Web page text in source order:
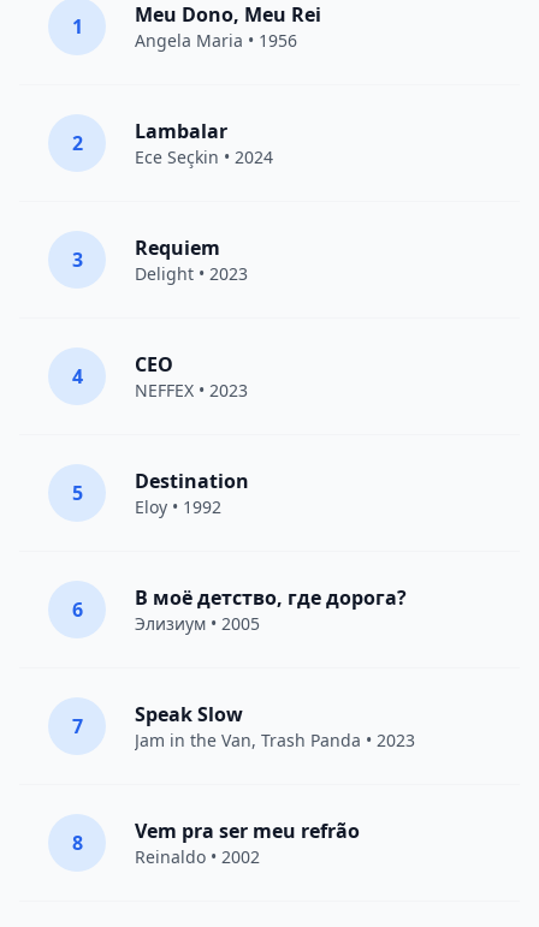
1 Meu Dono, Meu Rei
Angela Maria • 1956
2 Lambalar
Ece Seçkin • 2024
3 Requiem
Delight • 2023
4 CEO
NEFFEX • 2023
5 Destination
Eloy • 1992
6 В моё детство, где дорога?
Элизиум • 2005
7 Speak Slow
Jam in the Van, Trash Panda • 2023
8 Vem pra ser meu refrão
Reinaldo • 2002